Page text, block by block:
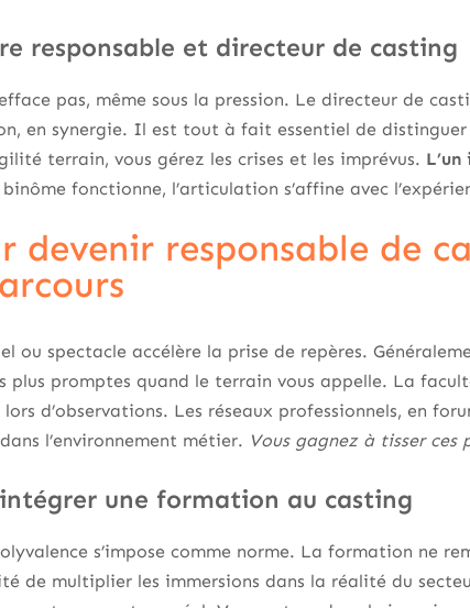
responsable et directeur de casting
pas, même sous la pression. Le directeur de
en synergie. Il est tout à fait essentiel de
terrain, vous gérez les crises et les imprévus.
fonctionne, l’articulation s’affine avec
devenir responsable de
ou spectacle accélère la prise de repères.
promptes quand le terrain vous appelle. La
d’observations. Les réseaux professionnels, en
l’environnement métier. Vous gagnez à tisser ces
une formation au casting
s’impose comme norme. La formation ne
de multiplier les immersions dans la réalité du